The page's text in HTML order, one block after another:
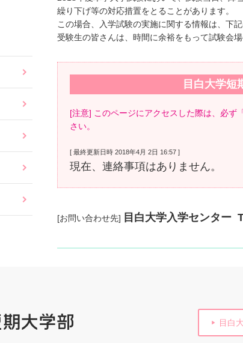
繰り下げ等の対応措置をとることがあります。
この場合、入学試験の実施に関する情報は、下
受験生の皆さんは、時間に余裕をもって試験会場
目白大学短
[注意] このページにアクセスした際は、必ず
さい。
[ 最終更新日時 2018年4月 2日 16:57 ]
現在、連絡事項はありません。
[お問い合わせ先] 目白大学入学センター
目白